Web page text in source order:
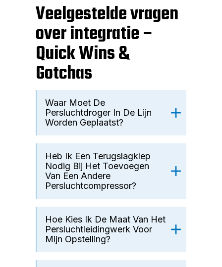
Veelgestelde vragen
over integratie –
Quick Wins &
Gotchas
Waar Moet De
Persluchtdroger In De Lijn
Worden Geplaatst?
Heb Ik Een Terugslagklep
Nodig Bij Het Toevoegen
Van Een Andere
Persluchtcompressor?
Hoe Kies Ik De Maat Van Het
Persluchtleidingwerk Voor
Mijn Opstelling?